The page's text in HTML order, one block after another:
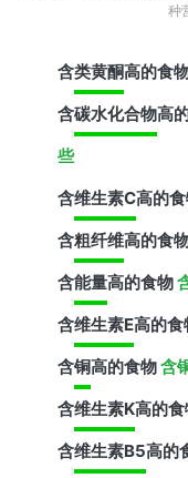
种
含类黄酮高的食
含碳水化合物高
些
含维生素C高的
含粗纤维高的食
含能量高的食物
含维生素E高的
含铜高的食物含
含维生素K高的
含维生素B5高的